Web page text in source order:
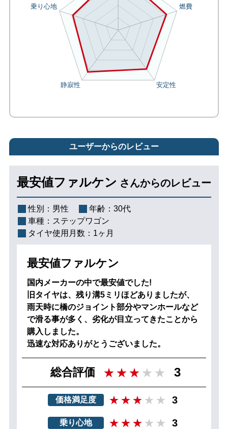
ユーザーからのレビュー
最安値ファルケン さんからのレビュー
性別： 男性 年齢： 30代
車種： ステップワゴン
タイヤ使用月数： 1ヶ月
最安値ファルケン
国内メーカーの中で最安値でした!
旧タイヤは、残り溝5ミリほどありましたが、
雨天時に橋のジョイント部分やマンホールなど
で滑る事が多く、劣化が目立ってきたことから
購入しました。
迅速な対応ありがとうございました。
総合評価 3
価格満足度 3
乗り心地 3